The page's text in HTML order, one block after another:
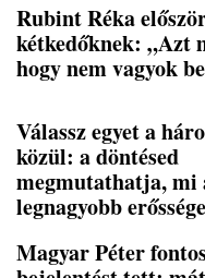
Rubint Réka
kétkedőknek: „Azt
hogy nem vagyok
Válassz egyet a
közül: a döntésed
megmutathatja, mi
legnagyobb
Magyar Péter